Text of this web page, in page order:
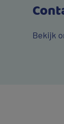
Bekijk